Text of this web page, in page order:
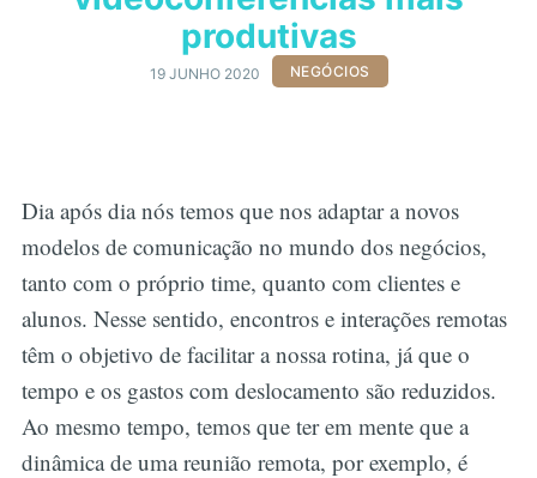
produtivas
19 JUNHO 2020 NEGÓCIOS
Dia após dia nós temos que nos adaptar a novos
modelos de comunicação no mundo dos negócios,
tanto com o próprio time, quanto com clientes e
alunos. Nesse sentido, encontros e interações remotas
têm o objetivo de facilitar a nossa rotina, já que o
tempo e os gastos com deslocamento são reduzidos.
Ao mesmo tempo, temos que ter em mente que a
dinâmica de uma reunião remota, por exemplo, é